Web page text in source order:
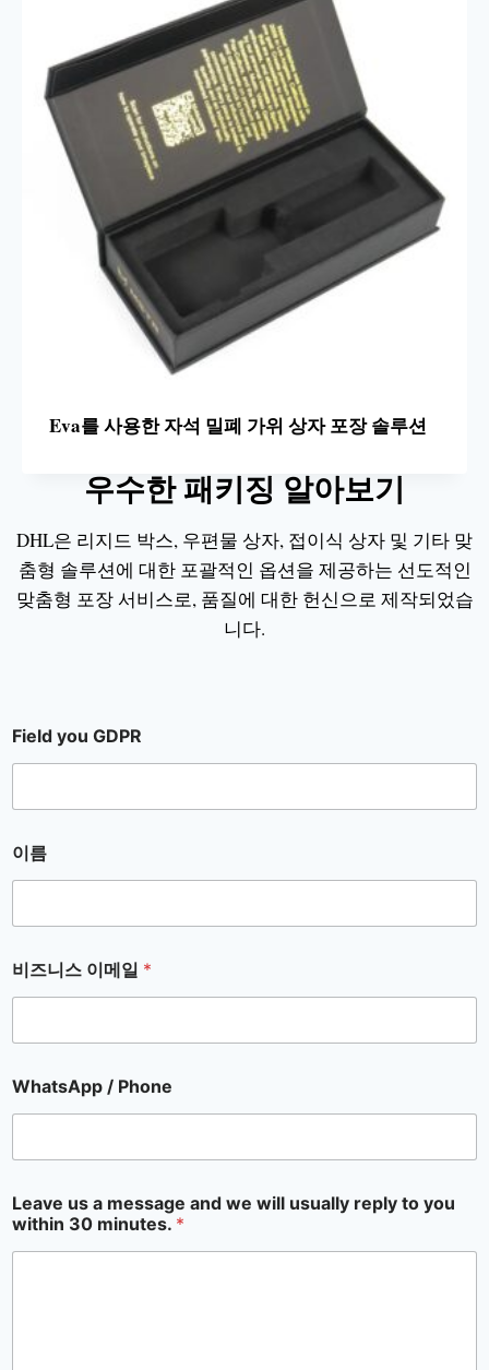
Eva를 사용한 자석 밀폐 가위 상자 포장 솔루션
우수한 패키징 알아보기
DHL은 리지드 박스, 우편물 상자, 접이식 상자 및 기타 맞
춤형 솔루션에 대한 포괄적인 옵션을 제공하는 선도적인
맞춤형 포장 서비스로, 품질에 대한 헌신으로 제작되었습
니다.
Field you GDPR
이름
비즈니스 이메일 *
WhatsApp / Phone
Leave us a message and we will usually reply to you
within 30 minutes. *